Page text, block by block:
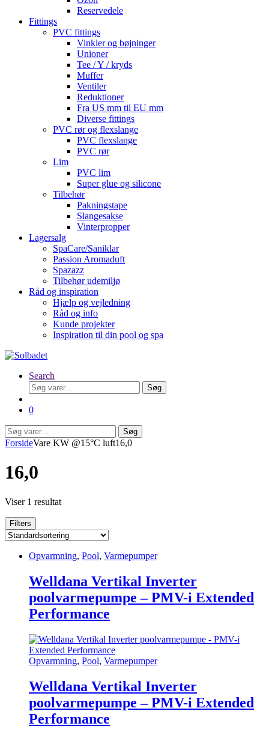
Reservedele
Fittings
PVC fittings
Vinkler og bøjninger
Unioner
Tee / Y / kryds
Muffer
Ventiler
Reduktioner
Fra US mm til EU mm
Diverse fittings
PVC rør og flexslange
PVC flexslange
PVC rør
Lim
PVC lim
Super glue og silicone
Tilbehør
Pakningstape
Slangesakse
Vinterpropper
Lagersalg
SpaCare/Saniklar
Passion Aromaduft
Spazazz
Tilbehør udemiljø
Råd og inspiration
Hjælp og vejledning
Råd og info
Kunde projekter
Inspiration til din pool og spa
Search
Søg
efter:
Søg
0
Søg
efter:
Søg
ForsideVare KW @15°C luft16,0
16,0
Viser 1 resultat
Filters
Opvarmning, Pool, Varmepumper
Welldana Vertikal Inverter
poolvarmepumpe – PMV-i Extended
Performance
Opvarmning, Pool, Varmepumper
Welldana Vertikal Inverter
poolvarmepumpe – PMV-i Extended
Performance